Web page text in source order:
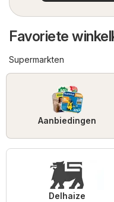
Favoriete
Supermarkten
Aanbiedingen
Delhaize